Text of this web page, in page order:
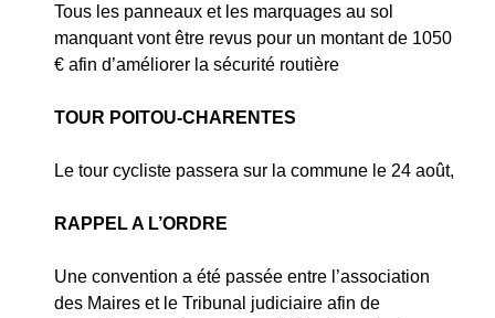
Tous les panneaux et les marquages au sol
manquant vont être revus pour un montant de 1050
€ afin d’améliorer la sécurité routière
TOUR POITOU-CHARENTES
Le tour cycliste passera sur la commune le 24 août,
RAPPEL A L’ORDRE
Une convention a été passée entre l’association
des Maires et le Tribunal judiciaire afin de